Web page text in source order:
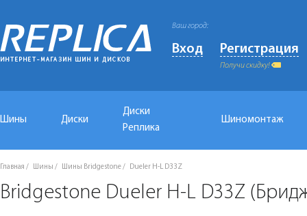
Ваш город:
Вход Регистрация
Получи скидку!
Шины Диски
Диски
Реплика
Шиномонтаж
Главная Шины Шины Bridgestone Dueler H-L D33Z
Bridgestone Dueler H-L D33Z